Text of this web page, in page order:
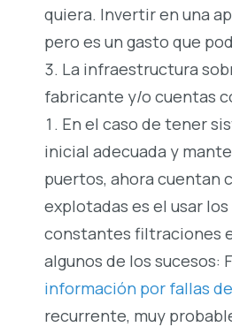
quiera. Invertir en una
pero es un gasto que
La infraestructura
fabricante y/o cuentas
En el caso de tener
inicial adecuada y
puertos, ahora cuentan
explotadas es el usar
constantes filtraciones
algunos de los sucesos:
información por fallas
recurrente, muy